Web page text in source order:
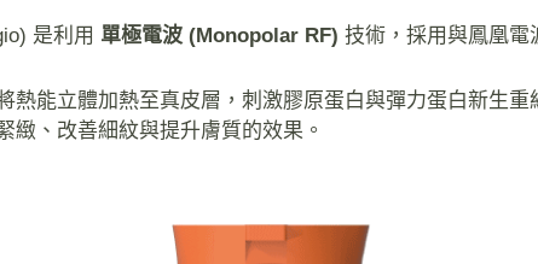
是利用 單極電波 (Monopolar RF) 技術，採用與鳳凰
熱能立體加熱至真皮層，刺激膠原蛋白與彈力蛋白新生重
緻、改善細紋與提升膚質的效果。